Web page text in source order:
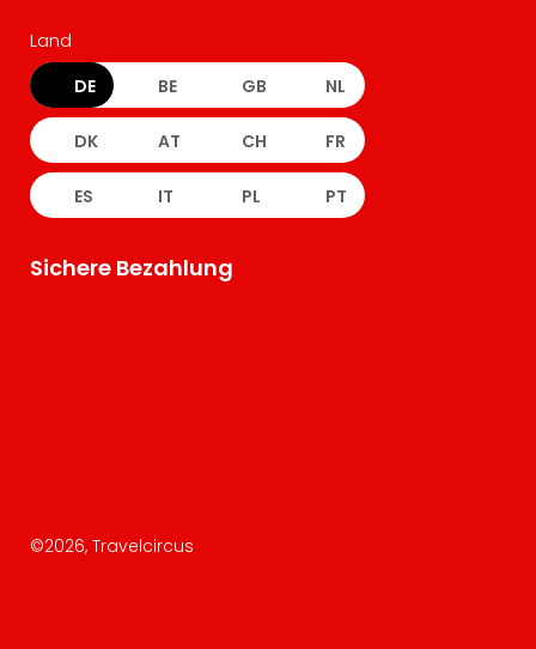
Land
DE BE GB NL
DK AT CH FR
ES IT PL PT
Sichere Bezahlung
©2026, Travelcircus